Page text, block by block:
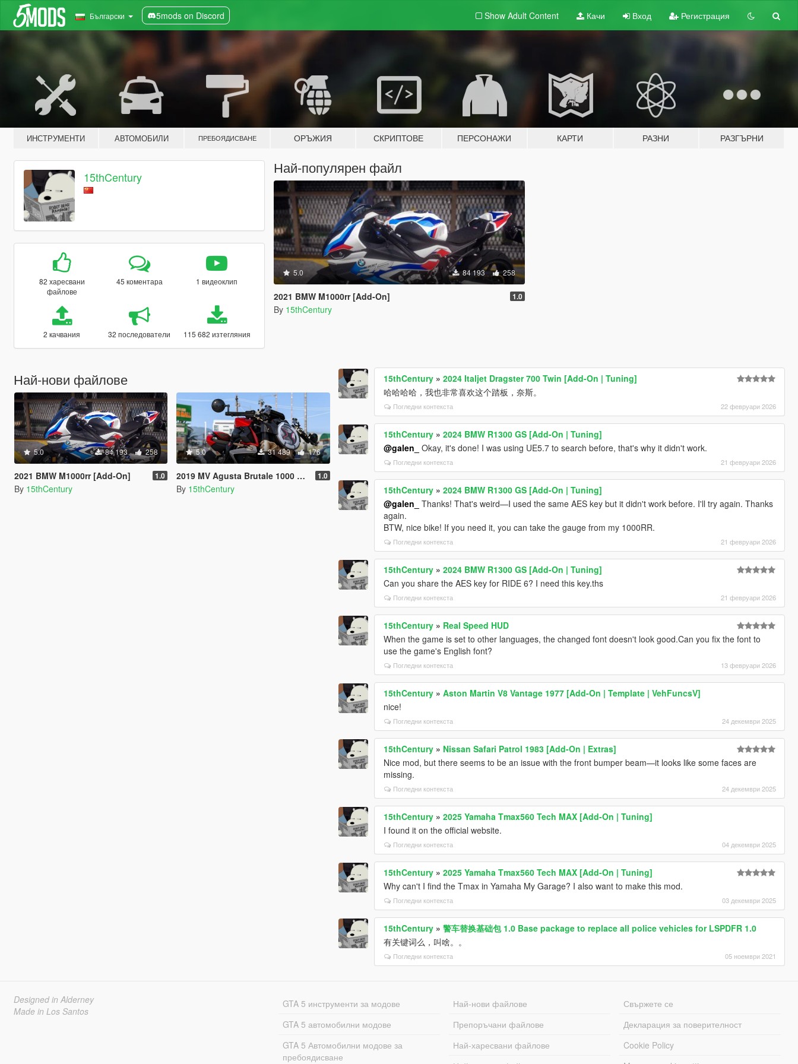
Български 5mods on Discord Show Adult Content Качи Вход Регистрация
ИНСТРУМЕНТИ АВТОМОБИЛИ ПРЕБОЯДИСВАНЕ ОРЪЖИЯ СКРИПТОВЕ ПЕРСОНАЖИ КАРТИ РАЗНИ РАЗГЪРНИ
15thCentury
82 харесвани
файлове
45 коментара 1 видеоклип
2 качвания 32 последователи 115 682 изтегляния
Най-популярен файл
5.0 84 193 258
2021 BMW M1000rr [Add-On] 1.0
By 15thCentury
Най-нови файлове
5.0 84 193 258
2021 BMW M1000rr [Add-On] 1.0
By 15thCentury
5.0 31 489 176
2019 MV Agusta Brutale 1000 Serie Oro [Add-On] 1.0
By 15thCentury
15thCentury »2024 Italjet Dragster 700 Twin [Add-On | Tuning]
哈哈哈哈，我也非常喜欢这个踏板，奈斯。
Погледни контекста 22 февруари 2026
15thCentury »2024 BMW R1300 GS [Add-On | Tuning]
@galen_
Okay, it's done! I was using UE5.7 to search before, that's why it didn't work.
Погледни контекста 21 февруари 2026
15thCentury »2024 BMW R1300 GS [Add-On | Tuning]
@galen_
Thanks! That's weird—I used the same AES key but it didn't work before. I'll try again. Thanks
again.
BTW, nice bike! If you need it, you can take the gauge from my 1000RR.
Погледни контекста 21 февруари 2026
15thCentury »2024 BMW R1300 GS [Add-On | Tuning]
Can you share the AES key for RIDE 6? I need this key.ths
Погледни контекста 21 февруари 2026
15thCentury » Real Speed HUD
When the game is set to other languages, the changed font doesn't look good.Can you fix the font to
use the game's English font?
Погледни контекста 13 февруари 2026
15thCentury »Aston Martin V8 Vantage 1977 [Add-On | Template | VehFuncsV]
nice!
Погледни контекста 24 декември 2025
15thCentury » Nissan Safari Patrol 1983 [Add-On | Extras]
Nice mod, but there seems to be an issue with the front bumper beam—it looks like some faces are
missing.
Погледни контекста 24 декември 2025
15thCentury »2025 Yamaha Tmax560 Tech MAX [Add-On | Tuning]
I found it on the official website.
Погледни контекста 04 декември 2025
15thCentury »2025 Yamaha Tmax560 Tech MAX [Add-On | Tuning]
Why can't I find the Tmax in Yamaha My Garage? I also want to make this mod.
Погледни контекста 03 декември 2025
15thCentury »警车替换基础包 1.0 Base package to replace all police vehicles for LSPDFR 1.0
有关键词么，叫啥。。
Погледни контекста 05 ноември 2021
Designed in Alderney
Made in Los Santos
GTA 5 инструменти за модове
GTA 5 автомобилни модове
GTA 5 Автомобилни модове за
пребоядисване
Най-нови файлове
Препоръчани файлове
Най-харесвани файлове
Свържете се
Декларация за поверителност
Cookie Policy